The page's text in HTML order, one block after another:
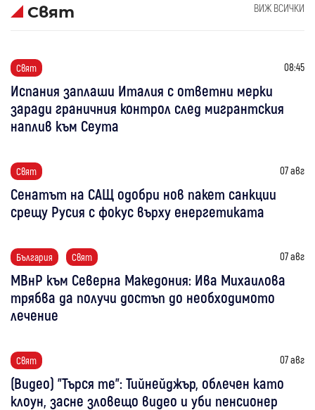
Свят ВИЖ ВСИЧКИ
Свят 08:45
Испания заплаши Италия с ответни мерки
заради граничния контрол след мигрантския
наплив към Сеута
Свят 07 авг
Сенатът на САЩ одобри нов пакет санкции
срещу Русия с фокус върху енергетиката
България Свят 07 авг
МВнР към Северна Македония: Ива Михаилова
трябва да получи достъп до необходимото
лечение
Свят 07 авг
(Видео) "Търся те": Тийнейджър, облечен като
клоун, засне зловещо видео и уби пенсионер